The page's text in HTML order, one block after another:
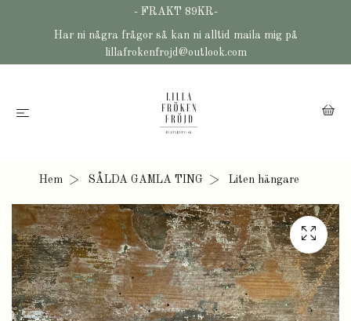
- FRAKT 89KR-
Har ni några frågor så kan ni alltid maila mig på
lillafrokenfrojd@outlook.com
Hem SÅLDA GAMLA TING Liten hängare